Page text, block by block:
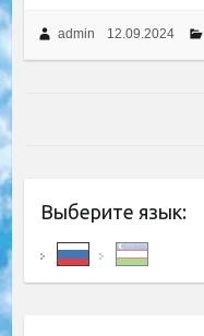
admin 12.09.2024
Выберите язык: